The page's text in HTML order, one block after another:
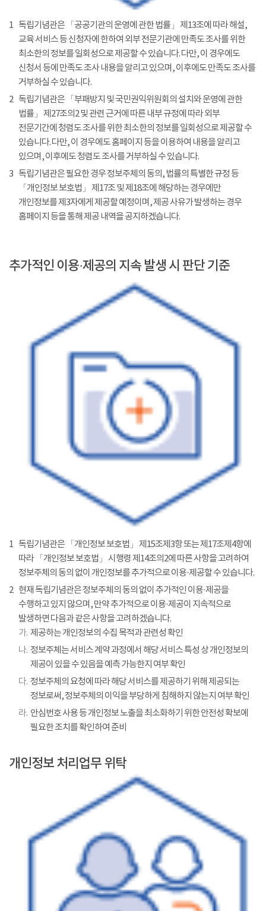
1 독립기념관은 「공공기관의 운영에 관한 법률」 제13조에 따라 해설,
교육 서비스 등 신청자에 한하여 외부 전문기관에 만족도 조사를 위한
최소한의 정보를 일회성으로 제공할 수 있습니다. 다만, 이 경우에도
신청서 등에 만족도 조사 내용을 알리고 있으며, 이후에도 만족도 조사를
거부하실 수 있습니다.
2 독립기념관은 「부패방지 및 국민권익위원회의 설치와 운영에 관한
법률」 제27조의2 및 관련 근거에 따른 내부 규정에 따라 외부
전문기간에 청렴도 조사를 위한 최소한의 정보를 일회성으로 제공할 수
있습니다. 다만, 이 경우에도 홈페이지 등을 이용하여 내용을 알리고
있으며, 이후에도 청렴도 조사를 거부하실 수 있습니다.
3 독립기념관은 필요한 경우 정보주체의 동의, 법률의 특별한 규정 등
「개인정보 보호법」 제17조 및 제18조에 해당하는 경우에만
개인정보를 제3자에게 제공할 예정이며, 제공 사유가 발생하는 경우
홈페이지 등을 통해 제공 내역을 공지하겠습니다.
추가적인 이용·제공의 지속 발생 시 판단 기준
1 독립기념관은 「개인정보 보호법」 제15조제3항 또는 제17조제4항에
따라 「개인정보 보호법」 시행령 제14조의2에 따른 사항을 고려하여
정보주체의 동의 없이 개인정보를 추가적으로 이용·제공할 수 있습니다.
2 현재 독립기념관은 정보주체의 동의 없이 추가적인 이용·제공을
수행하고 있지 않으며, 만약 추가적으로 이용·제공이 지속적으로
발생하면 다음과 같은 사항을 고려하겠습니다.
가. 제공하는 개인정보의 수집 목적과 관련성 확인
나. 정보주체는 서비스 계약 과정에서 해당 서비스 특성 상 개인정보의
제공이 있을 수 있음을 예측 가능한지 여부 확인
다. 정보주체의 요청에 따라 해당 서비스를 제공하기 위해 제공되는
정보로써, 정보주체의 이익을 부당하게 침해하지 않는지 여부 확인
라. 안심번호 사용 등 개인정보 노출을 최소화하기 위한 안전성 확보에
필요한 조치를 확인하여 준비
개인정보 처리업무 위탁